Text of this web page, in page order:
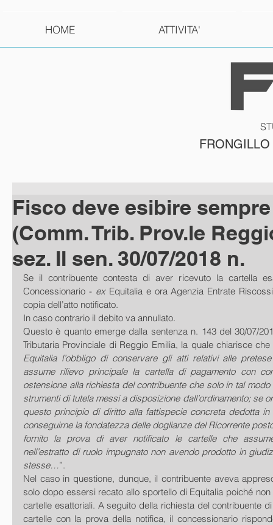
HOME ATTIVITA'
Fisco deve esibire
(Comm. Trib. Prov.le
sez. II sen. 30/07/2018 n.
Se il contribuente contesta di aver ricevuto la cartella
Concessionario - ex Equitalia e ora Agenzia Entrate
copia dell’atto notificato.
In caso contrario il debito va annullato.
Questo è quanto emerge dalla sentenza n. 143 del 30/07/
Tributaria Provinciale di Reggio Emilia, la quale chiarisce che
Equitalia l’obbligo di conservare gli atti relativi alle
assume rilievo principale la cartella di pagamento con
ostensione alla richiesta del contribuente che solo in tal
strumenti di tutela messi a disposizione dall’ordinamento; se
questo principio di diritto alla fattispecie concreta dedotta
conseguirne la fondatezza delle doglianze del Ricorrente
fornito la prova di aver notificato le cartelle che
nell’estratto di ruolo impugnato non avendo prodotto in
stesse…”.
Nel caso in questione, dunque, il contribuente aveva
solo dopo essersi recato allo sportello di Equitalia poiché
cartelle esattoriali. A seguito della richiesta del contribuente
cartelle con la prova della notifica, il concessionario